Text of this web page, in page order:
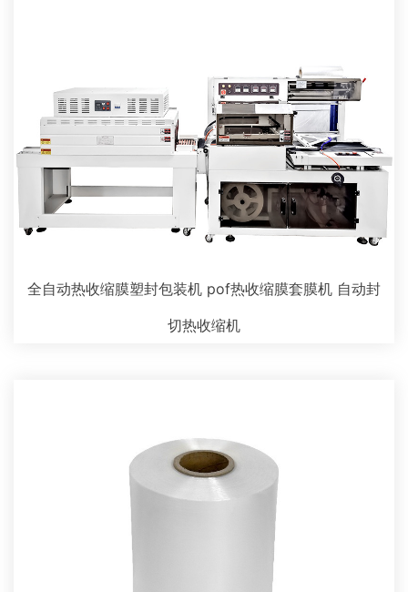
全自动热收缩膜塑封包装机 pof热收缩膜套膜机 自动封
切热收缩机